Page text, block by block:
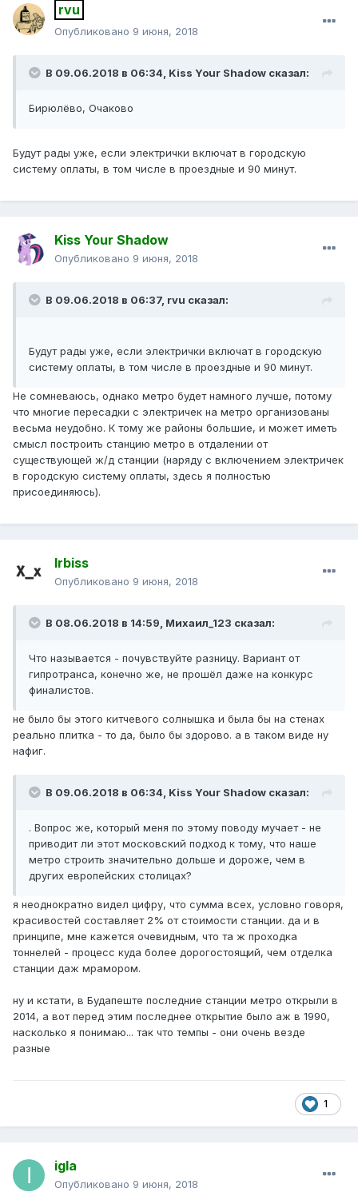
rvu
Опубликовано 9 июня, 2018
В 09.06.2018 в 06:34, Kiss Your Shadow сказал:
Бирюлёво, Очаково
Будут рады уже, если электрички включат в городскую
систему оплаты, в том числе в проездные и 90 минут.
Kiss Your Shadow
Опубликовано 9 июня, 2018
В 09.06.2018 в 06:37, rvu сказал:
Будут рады уже, если электрички включат в городскую
систему оплаты, в том числе в проездные и 90 минут.
Не сомневаюсь, однако метро будет намного лучше, потому
что многие пересадки с электричек на метро организованы
весьма неудобно. К тому же районы большие, и может иметь
смысл построить станцию метро в отдалении от
существующей ж/д станции (наряду с включением электричек
в городскую систему оплаты, здесь я полностью
присоединяюсь).
Irbiss
Опубликовано 9 июня, 2018
В 08.06.2018 в 14:59, Михаил_123 сказал:
Что называется - почувствуйте разницу. Вариант от
гипротранса, конечно же, не прошёл даже на конкурс
финалистов.
не было бы этого китчевого солнышка и была бы на стенах
реально плитка - то да, было бы здорово. а в таком виде ну
нафиг.
В 09.06.2018 в 06:34, Kiss Your Shadow сказал:
. Вопрос же, который меня по этому поводу мучает - не
приводит ли этот московский подход к тому, что наше
метро строить значительно дольше и дороже, чем в
других европейских столицах?
я неоднократно видел цифру, что сумма всех, условно говоря,
красивостей составляет 2% от стоимости станции. да и в
принципе, мне кажется очевидным, что та ж проходка
тоннелей - процесс куда более дорогостоящий, чем отделка
станции даж мрамором.
ну и кстати, в Будапеште последние станции метро открыли в
2014, а вот перед этим последнее открытие было аж в 1990,
насколько я понимаю... так что темпы - они очень везде
разные
1
igla
Опубликовано 9 июня, 2018